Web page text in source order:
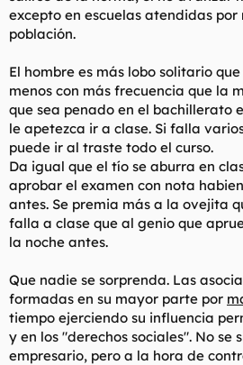
excepto en escuelas atendidas por
población.
El hombre es más lobo solitario
menos con más frecuencia que la
que sea penado en el bachillerato
le apetezca ir a clase. Si falla
puede ir al traste todo el curso.
Da igual que el tío se aburra en
aprobar el examen con nota
antes. Se premia más a la ovejita
falla a clase que al genio que
la noche antes.
Que nadie se sorprenda. Las
formadas en su mayor parte por
tiempo ejerciendo su influencia
y en los "derechos sociales". No se
empresario, pero a la hora de